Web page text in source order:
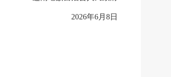
2026年6月 8日